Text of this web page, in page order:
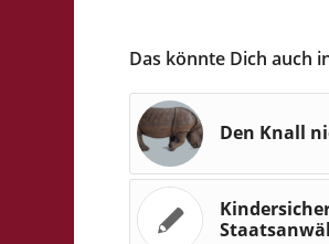
Das könnte Dich auch
Den Knall